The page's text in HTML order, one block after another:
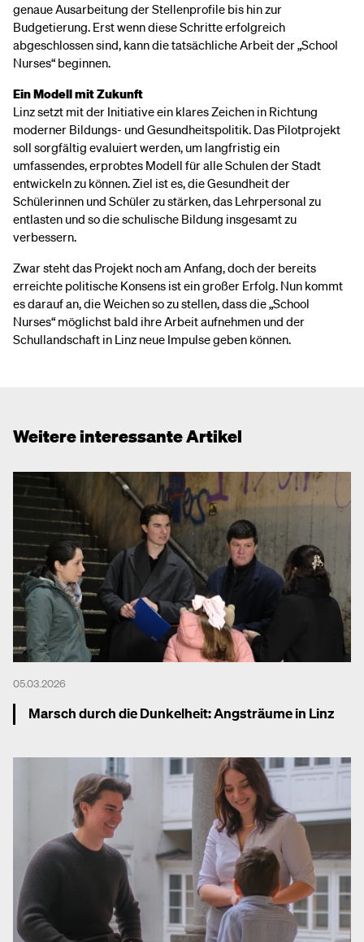
genaue Ausarbeitung der Stellenprofile bis hin zur
Budgetierung. Erst wenn diese Schritte erfolgreich
abgeschlossen sind, kann die tatsächliche Arbeit der „School
Nurses“ beginnen.
Ein Modell mit Zukunft
Linz setzt mit der Initiative ein klares Zeichen in Richtung
moderner Bildungs- und Gesundheitspolitik. Das Pilotprojekt
soll sorgfältig evaluiert werden, um langfristig ein
umfassendes, erprobtes Modell für alle Schulen der Stadt
entwickeln zu können. Ziel ist es, die Gesundheit der
Schülerinnen und Schüler zu stärken, das Lehrpersonal zu
entlasten und so die schulische Bildung insgesamt zu
verbessern.
Zwar steht das Projekt noch am Anfang, doch der bereits
erreichte politische Konsens ist ein großer Erfolg. Nun kommt
es darauf an, die Weichen so zu stellen, dass die „School
Nurses“ möglichst bald ihre Arbeit aufnehmen und der
Schullandschaft in Linz neue Impulse geben können.
Weitere interessante Artikel
05.03.2026
Marsch durch die Dunkelheit: Angsträume in Linz